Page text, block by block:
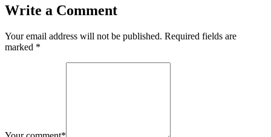
Write a Comment
Your email address will not be published. Required fields are
marked *